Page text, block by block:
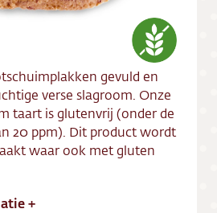
gevuld en
verse slagroom. Onze
taart is glutenvrij (onder de
20 ppm). Dit product wordt
waar ook met gluten
+